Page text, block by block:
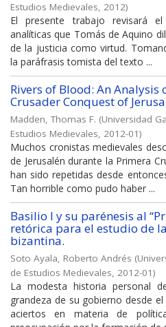
Estudios Medievales, 2012)
El presente trabajo revisará
analíticas que Tomás de Aquino
de la justicia como virtud.
la paráfrasis tomista del texto ...
Rivers of Blood: An Analysis
Crusader Conquest of
Madden, Thomas F. (Universidad
Estudios Medievales, 2012-01)
Muchos cronistas medievales
de Jerusalén durante la Primera
han sido repetidas desde
Tan horrible como pudo haber ...
Basilio I y su parénesis al
retórica para el estudio de
bizantina.
Soto Ayala, Roberto Andrés (
de Estudios Medievales, 2012-01)
La modesta historia personal
grandeza de su gobierno desde
aciertos en materia de